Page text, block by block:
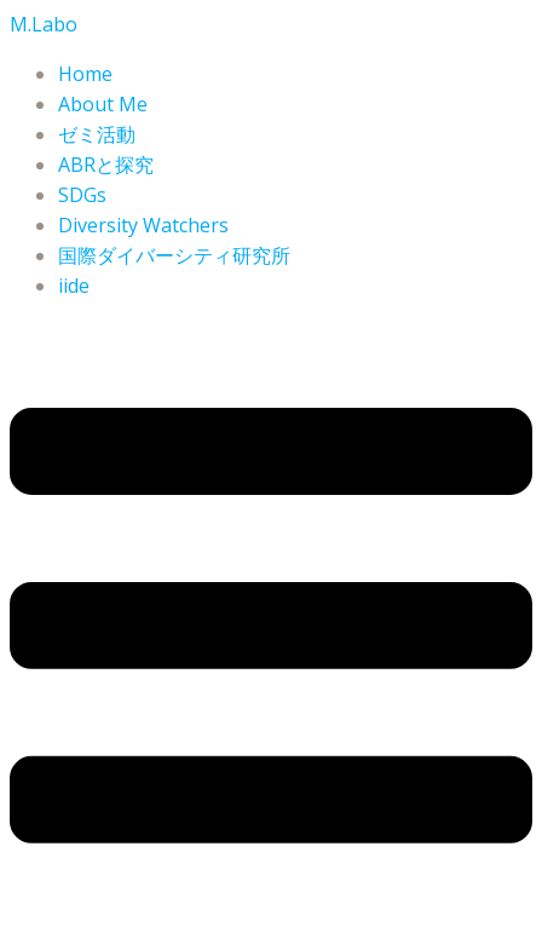
コ
M.Labo
Home
About Me
ゼミ活動
ABRと探究
SDGs
Diversity Watchers
国際ダイバーシティ研究所
iide